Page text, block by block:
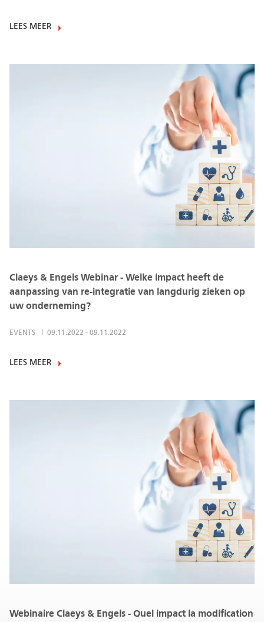
LEES MEER
Claeys & Engels Webinar - Welke impact heeft de
aanpassing van re-integratie van langdurig zieken op
uw onderneming?
EVENTS 09.11.2022 - 09.11.2022
LEES MEER
Webinaire Claeys & Engels - Quel impact la modification